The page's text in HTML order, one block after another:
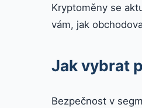
Kryptoměny se
vám, jak
Jak vybrat
Bezpečnost v